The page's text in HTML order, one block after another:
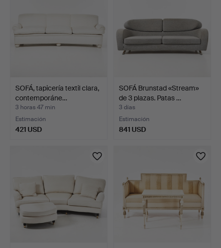
Magasin
SOFÁ, tapicería textil clara,
contemporáne…
3 horas 47 min
Estimación
421 USD
SOFÁ Brunstad «Stream»
de 3 plazas. Patas …
3 días
Estimación
841 USD